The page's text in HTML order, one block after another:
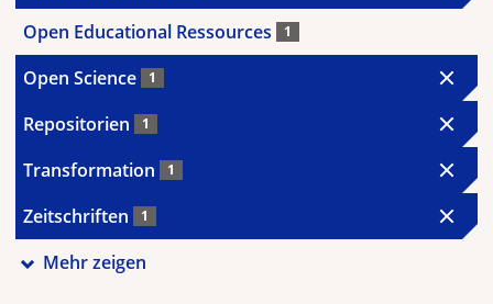
Open Educational Ressources 1
Open Science 1
Repositorien 1
Transformation 1
Zeitschriften 1
Mehr zeigen